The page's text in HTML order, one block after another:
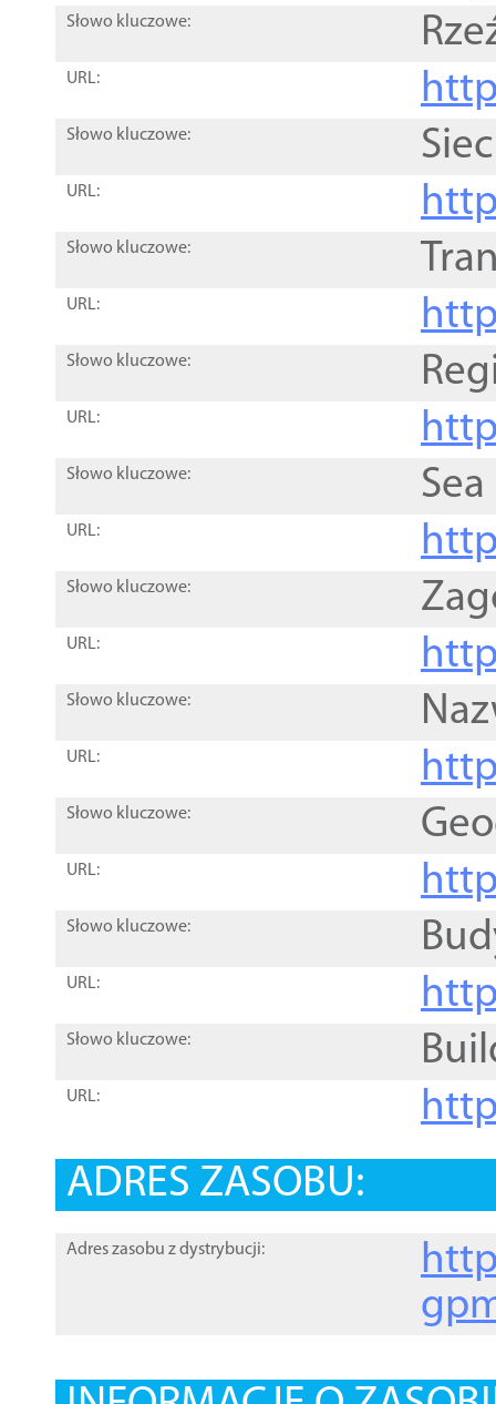
Słowo kluczowe:
URL:
Słowo kluczowe:
URL:
Słowo kluczowe:
URL:
Słowo kluczowe:
URL:
Słowo kluczowe:
URL:
Słowo kluczowe:
URL:
Słowo kluczowe:
URL:
Słowo kluczowe:
URL:
Słowo kluczowe:
URL:
Słowo kluczowe:
URL:
ADRES ZASOBU:
Adres zasobu z dystrybucji: